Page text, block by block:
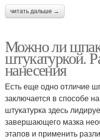
читать дальше →
Можно ли
штукатуркой.
нанесения
Есть еще одно отличие
заключается в способе
штукатурка здесь
завершающего мазка
этапов и применить